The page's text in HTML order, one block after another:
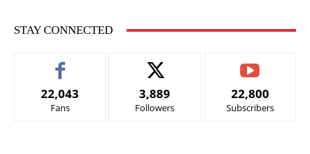
STAY CONNECTED
22,043
Fans
3,889
Followers
22,800
Subscribers